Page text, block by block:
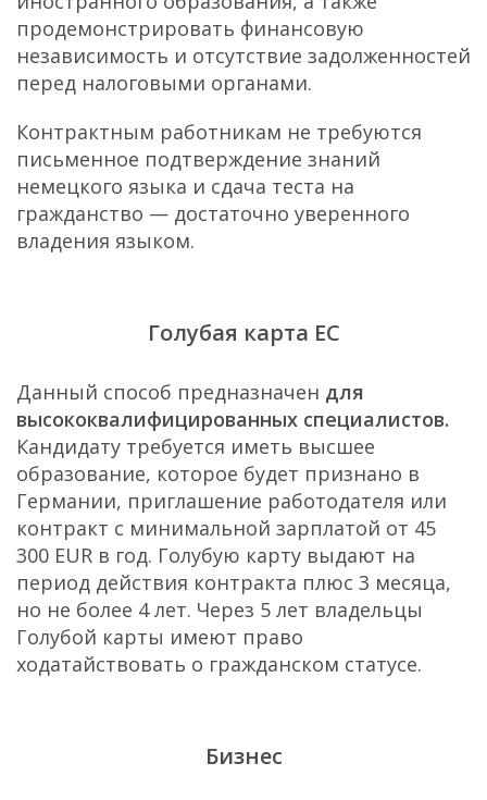
продемонстрировать финансовую
независимость и отсутствие задолженностей
перед налоговыми органами.
Контрактным работникам не требуются
письменное подтверждение знаний
немецкого языка и сдача теста на
гражданство — достаточно уверенного
владения языком.
Голубая карта ЕС
Данный способ предназначен для
высококвалифицированных специалистов.
Кандидату требуется иметь высшее
образование, которое будет признано в
Германии, приглашение работодателя или
контракт с минимальной зарплатой от 45
300 EUR в год. Голубую карту выдают на
период действия контракта плюс 3 месяца,
но не более 4 лет. Через 5 лет владельцы
Голубой карты имеют право
ходатайствовать о гражданском статусе.
Бизнес